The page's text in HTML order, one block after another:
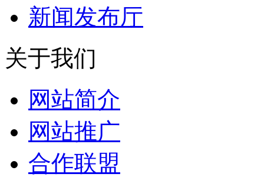
新闻发布厅
关于我们
网站简介
网站推广
合作联盟